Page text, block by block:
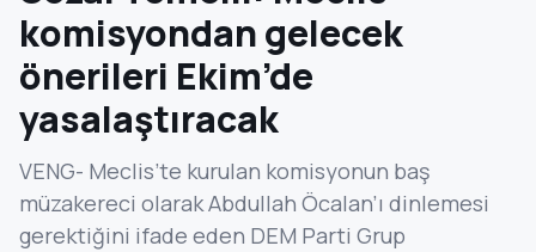
komisyondan gelecek
önerileri Ekim’de
yasalaştıracak
VENG- Meclis’te kurulan komisyonun baş
müzakereci olarak Abdullah Öcalan’ı dinlemesi
gerektiğini ifade eden DEM Parti Grup